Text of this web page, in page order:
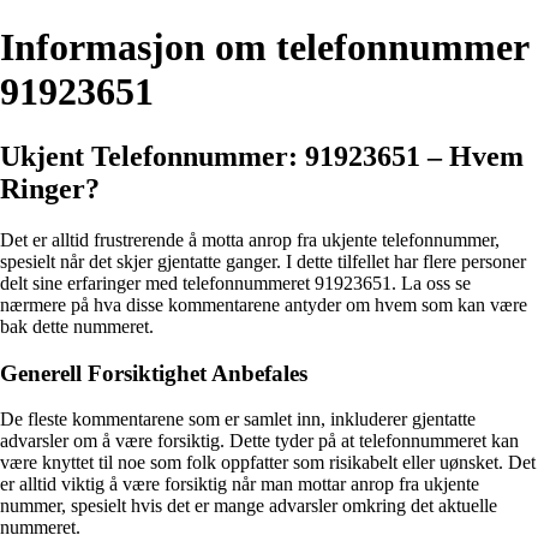
Informasjon om telefonnummer
91923651
Ukjent Telefonnummer: 91923651 – Hvem
Ringer?
Det er alltid frustrerende å motta anrop fra ukjente telefonnummer,
spesielt når det skjer gjentatte ganger. I dette tilfellet har flere personer
delt sine erfaringer med telefonnummeret 91923651. La oss se
nærmere på hva disse kommentarene antyder om hvem som kan være
bak dette nummeret.
Generell Forsiktighet Anbefales
De fleste kommentarene som er samlet inn, inkluderer gjentatte
advarsler om å være forsiktig. Dette tyder på at telefonnummeret kan
være knyttet til noe som folk oppfatter som risikabelt eller uønsket. Det
er alltid viktig å være forsiktig når man mottar anrop fra ukjente
nummer, spesielt hvis det er mange advarsler omkring det aktuelle
nummeret.